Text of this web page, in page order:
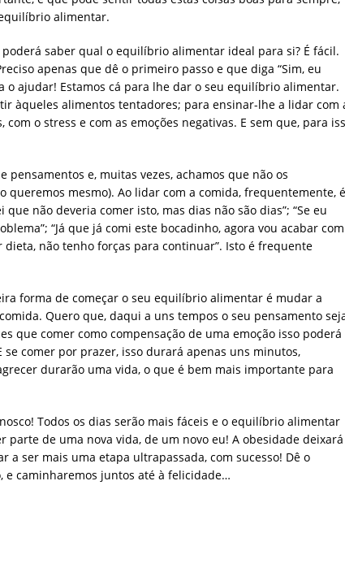
alimentar.
poderá saber qual o equilíbrio alimentar ideal para si? É fácil.
apenas que dê o primeiro passo e que diga “Sim, eu
o ajudar! Estamos cá para lhe dar o seu equilíbrio alimentar.
àqueles alimentos tentadores; para ensinar-lhe a lidar com
o stress e com as emoções negativas. E sem que, para
pensamentos e, muitas vezes, achamos que não os
queremos mesmo). Ao lidar com a comida, frequentemente, é
não deveria comer isto, mas dias não são dias”; “Se eu
“Já que já comi este bocadinho, agora vou acabar
dieta, não tenho forças para continuar”. Isto é frequente
forma de começar o seu equilíbrio alimentar é mudar a
Quero que, daqui a uns tempos o seu pensamento
que comer como compensação de uma emoção isso poderá
comer por prazer, isso durará apenas uns minutos,
durarão uma vida, o que é bem mais importante para
Todos os dias serão mais fáceis e o equilíbrio alimentar
parte de uma nova vida, de um novo eu! A obesidade deixará
a ser mais uma etapa ultrapassada, com sucesso! Dê o
e caminharemos juntos até à felicidade…